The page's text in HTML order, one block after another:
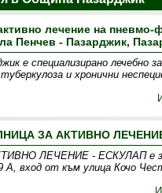
лечение на пневмо-
Пенчев - Пазарджик,
е специализирано лечебно
и хронични
ЗА АКТИВНО ЛЕЧЕНИЕ
ЛЕЧЕНИЕ - ЕСКУЛАП е
вход от към улица Кочо